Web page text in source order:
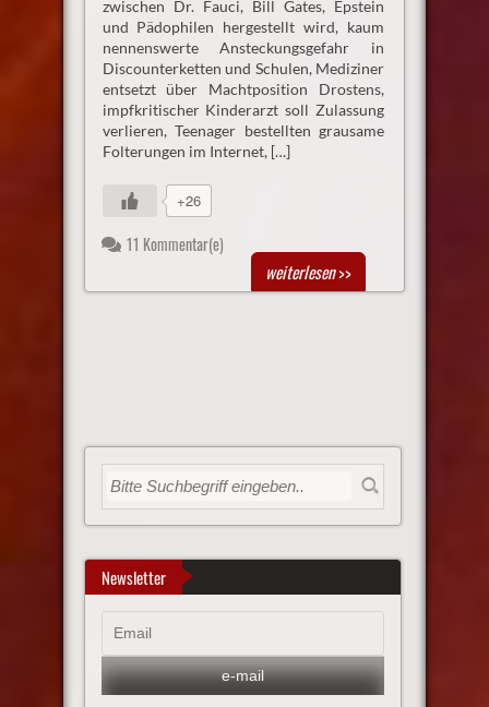
zwischen Dr. Fauci, Bill Gates, Epstein
und Pädophilen hergestellt wird, kaum
nennenswerte Ansteckungsgefahr in
Discounterketten und Schulen, Mediziner
entsetzt über Machtposition Drostens,
impfkritischer Kinderarzt soll Zulassung
verlieren, Teenager bestellten grausame
Folterungen im Internet, […]
+26
11 Kommentar(e)
weiterlesen>>
Newsletter